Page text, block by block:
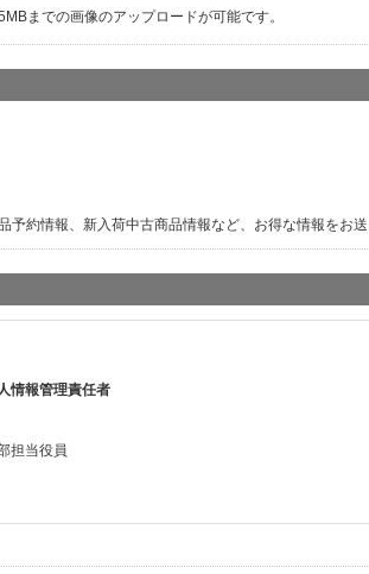
までの画像のアップロードが可能です。
予約情報、新入荷中古商品情報など、お得な情報をお
情報管理責任者
担当役員